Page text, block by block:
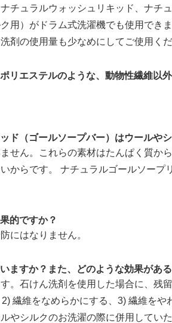
チュラルウォッシュリキッド、ナチ
用）がドラム式洗濯機でも使用でき
剤の使用量も少なめにしてご使用くだ
リエステルのような、動物性繊維以
ド（ゴールソープバー）はウールや
せん。これらの素材はたんぱく質か
からです。 ナチュラルゴールソープ
的ですか？
にはなりません。
ますか？また、どのような効果があ
。石けん洗剤を使用した場合に、残
繊維をなめらかにする、3) 繊維をや
やシルクのお洗濯の際に併用してい